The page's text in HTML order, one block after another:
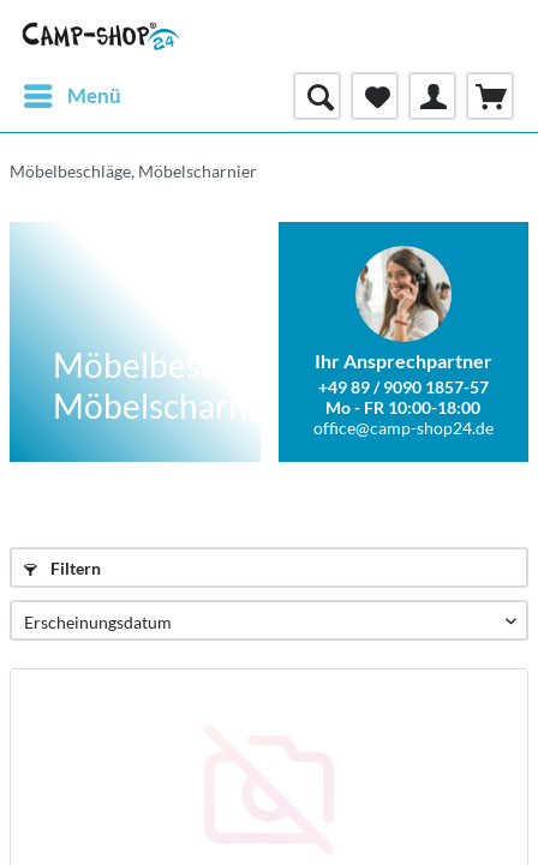
Menü
Möbelbeschläge, Möbelscharnier
Möbelbeschläge,
Möbelscharnier
Ihr Ansprechpartner
+49 89 / 9090 1857-57
Mo - FR 10:00-18:00
office@camp-shop24.de
Filtern